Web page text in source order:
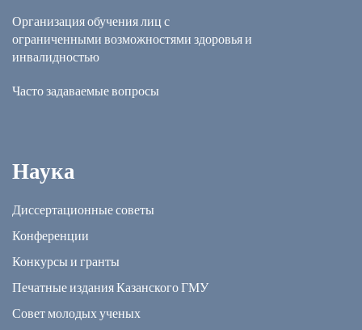
Организация обучения лиц с
ограниченными возможностями здоровья и
инвалидностью
Часто задаваемые вопросы
Наука
Диссертационные советы
Конференции
Конкурсы и гранты
Печатные издания Казанского ГМУ
Совет молодых ученых